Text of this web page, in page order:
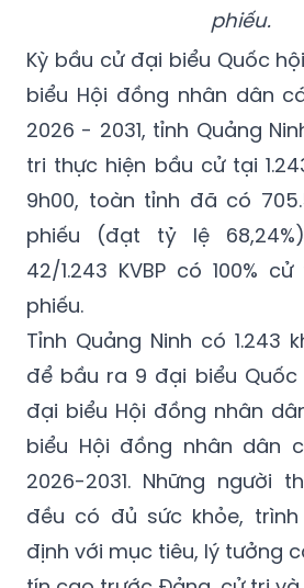
phiếu.
Kỳ bầu cử đại biểu Quốc
biểu Hội đồng nhân dân
2026 - 2031, tỉnh Quảng
tri thực hiện bầu cử tại
9h00, toàn tỉnh đã có
phiếu (đạt tỷ lệ
42/1.243 KVBP có 100%
phiếu.
Tỉnh Quảng Ninh có 1.243
để bầu ra 9 đại biểu Quốc
đại biểu Hội đồng nhân
biểu Hội đồng nhân dân
2026-2031. Những người
đều có đủ sức khỏe,
định với mục tiêu, lý tưởng